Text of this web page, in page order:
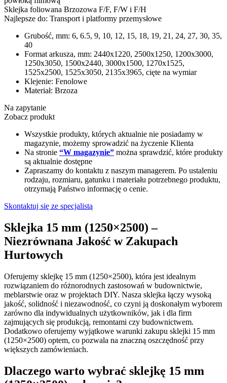
Sklejka foliowana Brzozowa F/F, F/W i F/H
Najlepsze do: Transport i platformy przemysłowe
Grubość, mm: 6, 6.5, 9, 10, 12, 15, 18, 19, 21, 24, 27, 30, 35,
40
Format arkusza, mm: 2440х1220, 2500х1250, 1200х3000,
1250х3050, 1500х2440, 3000х1500, 1270x1525,
1525х2500, 1525х3050, 2135х3965, cięte na wymiar
Klejenie: Fenolowe
Materiał: Brzoza
Na zapytanie
Zobacz produkt
Wszystkie produkty, których aktualnie nie posiadamy w
magazynie, możemy sprowadzić na życzenie Klienta
Na stronie “W magazynie” można sprawdzić, które produkty
są aktualnie dostępne
Zapraszamy do kontaktu z naszym managerem. Po ustaleniu
rodzaju, rozmiaru, gatunku i materiału potrzebnego produktu,
otrzymają Państwo informację o cenie.
Skontaktuj się ze specjalistą
Sklejka 15 mm (1250×2500) –
Niezrównana Jakość w Zakupach
Hurtowych
Oferujemy sklejkę 15 mm (1250×2500), która jest idealnym
rozwiązaniem do różnorodnych zastosowań w budownictwie,
meblarstwie oraz w projektach DIY. Nasza sklejka łączy wysoką
jakość, solidność i niezawodność, co czyni ją doskonałym wyborem
zarówno dla indywidualnych użytkowników, jak i dla firm
zajmujących się produkcją, remontami czy budownictwem.
Dodatkowo oferujemy wyjątkowe warunki zakupu sklejki 15 mm
(1250×2500) optem, co pozwala na znaczną oszczędność przy
większych zamówieniach.
Dlaczego warto wybrać sklejkę 15 mm